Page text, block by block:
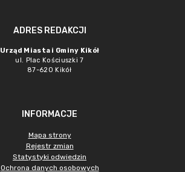
ADRES REDAKCJI
Urząd Miasta i Gminy Kikół
ul. Plac Kościuszki 7
87-620 Kikół
INFORMACJE
Mapa strony
Rejestr zmian
Statystyki odwiedzin
Ochrona danych osobowych